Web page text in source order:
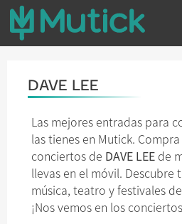
DAVE LEE
Las mejores entradas para
las tienes en Mutick.
conciertos de DAVE LEE de
llevas en el móvil. Descubre
música, teatro y festivales de
¡Nos vemos en los